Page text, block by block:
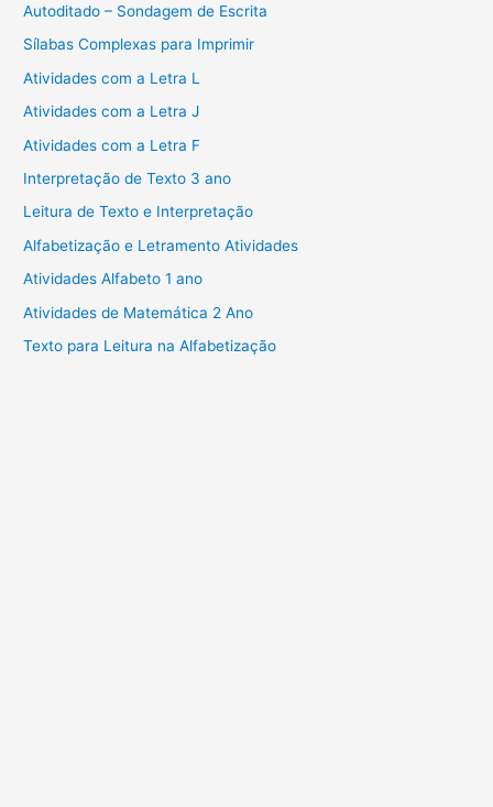
Autoditado – Sondagem de Escrita
Sílabas Complexas para Imprimir
Atividades com a Letra L
Atividades com a Letra J
Atividades com a Letra F
Interpretação de Texto 3 ano
Leitura de Texto e Interpretação
Alfabetização e Letramento Atividades
Atividades Alfabeto 1 ano
Atividades de Matemática 2 Ano
Texto para Leitura na Alfabetização